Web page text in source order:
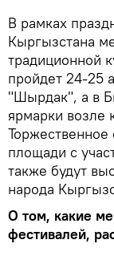
В рамках
Кыргызстана
традиционной
пройдет 24-25
"Шырдак", а в
ярмарки возле
Торжественное
площади с
также будут
народа
О том, какие
фестивалей,